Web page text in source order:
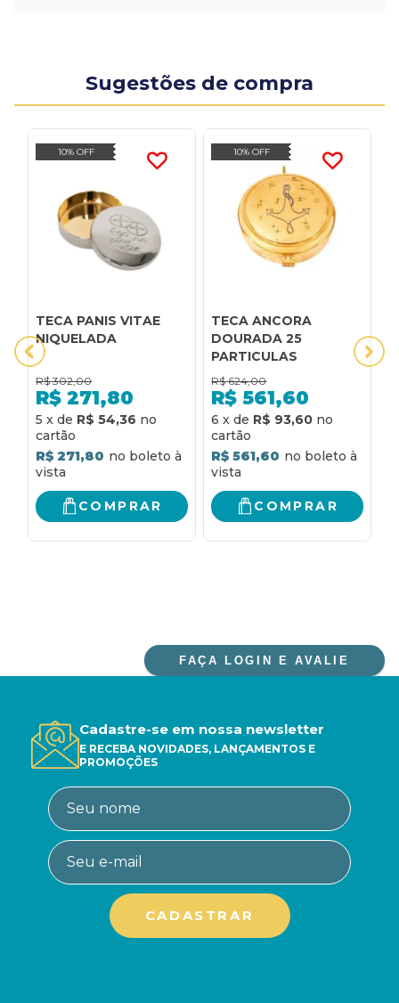
Sugestões de compra
10% OFF
TECA PANIS VITAE
NIQUELADA
R$ 302,00
R$ 271,80
5 x de R$ 54,36
R$ 271,80
COMPRAR
10% OFF
TECA ANCORA
DOURADA 25
PARTICULAS
R$ 624,00
R$ 561,60
6 x de R$ 93,60
R$ 561,60
COMPRAR
FAÇA LOGIN E AVALIE
Cadastre-se em nossa newsletter
E RECEBA NOVIDADES, LANÇAMENTOS E
PROMOÇÕES